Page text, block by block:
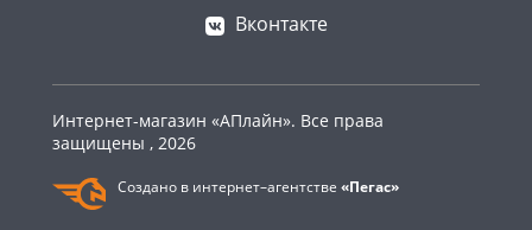
Вконтакте
Интернет-магазин «АПлайн». Все права
защищены , 2026
Создано в интернет–агентстве «Пегас»